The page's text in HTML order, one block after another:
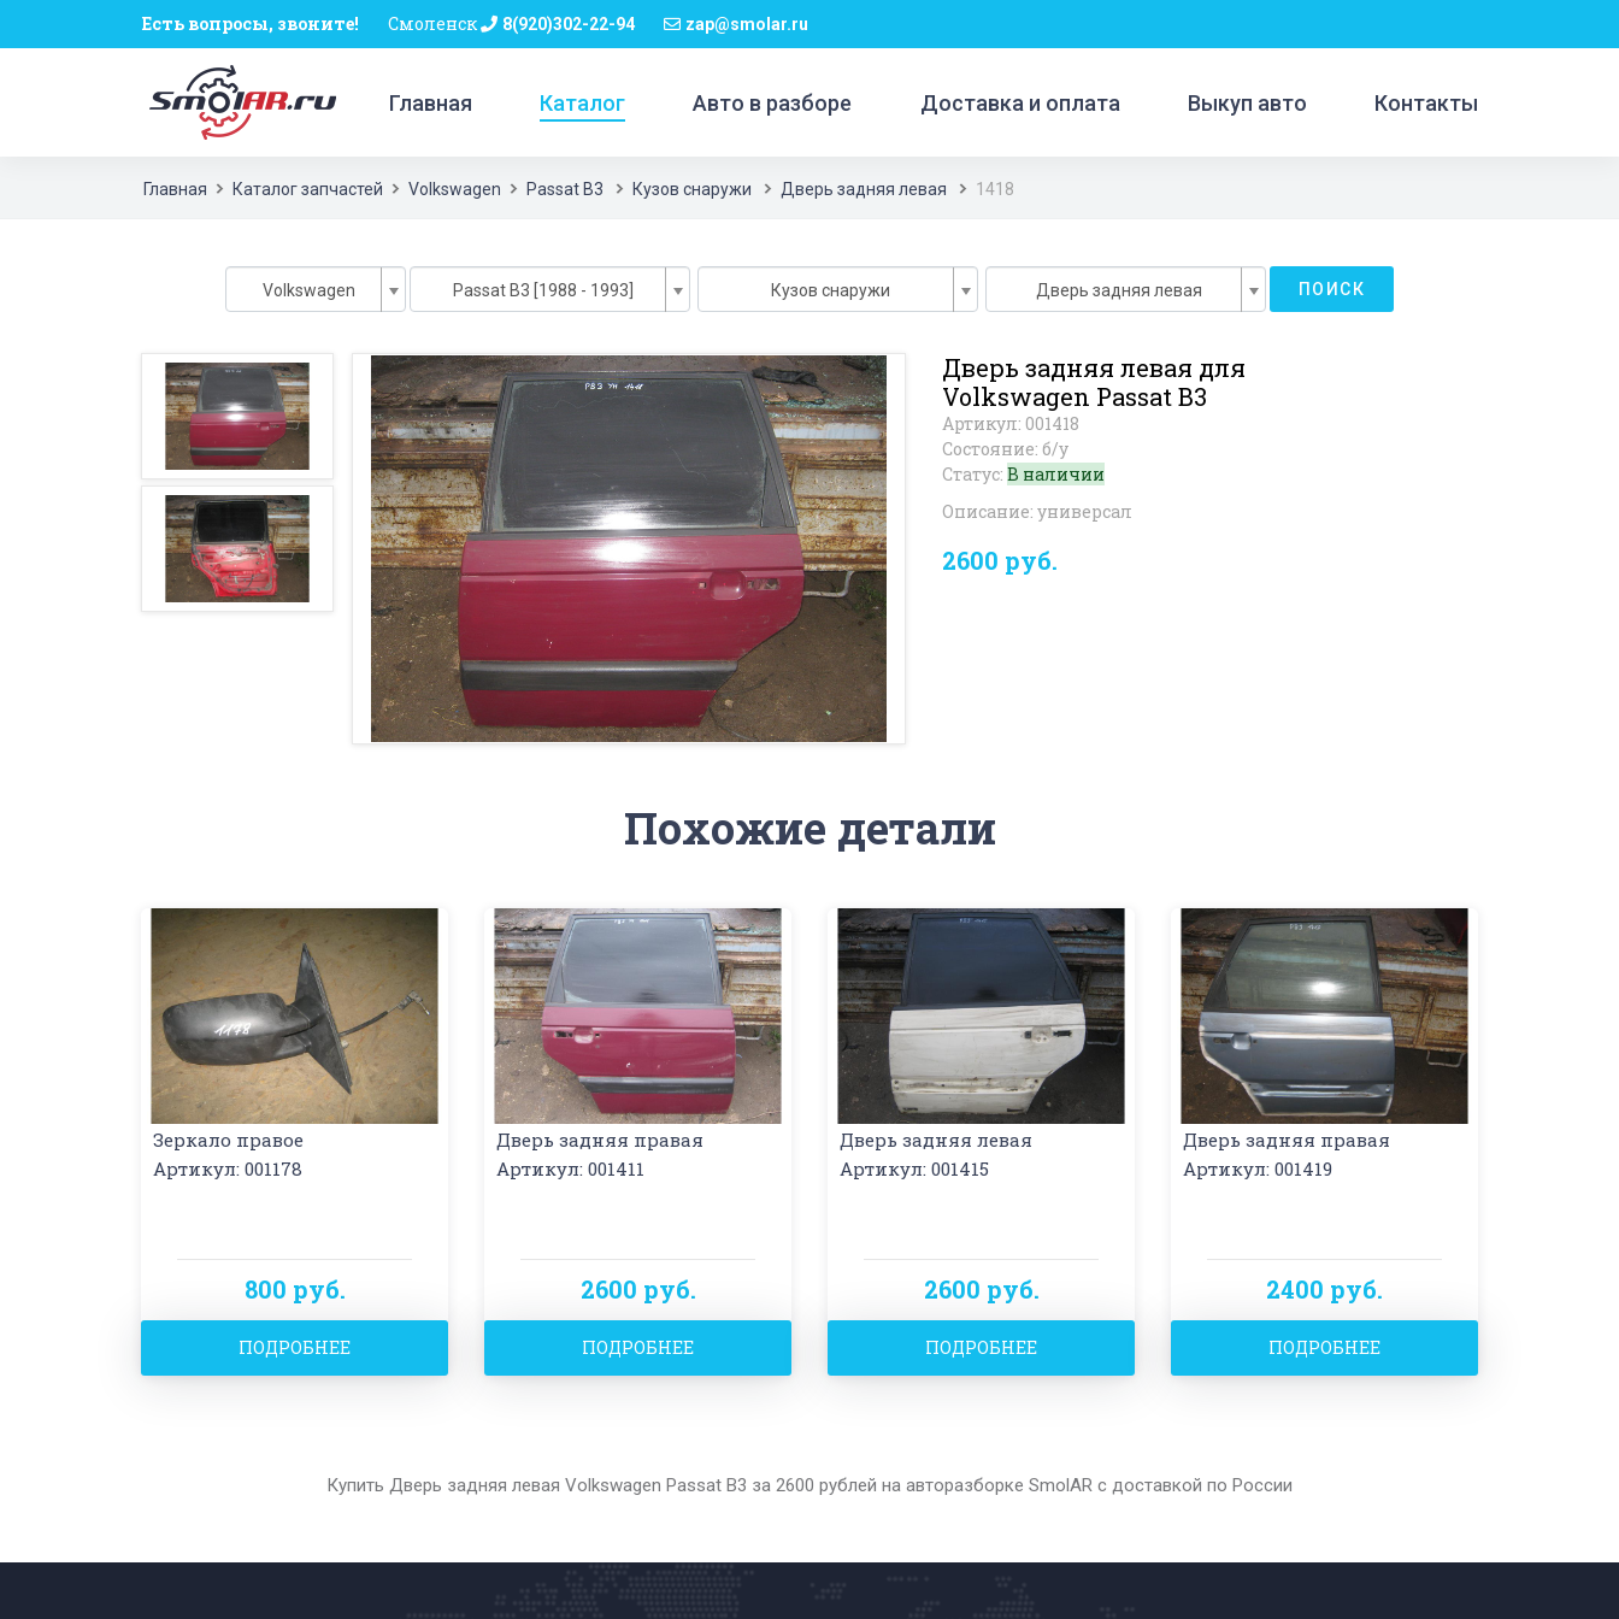
Есть вопросы, звоните! Смоленск 8(920)302-22-94 zap@smolar.ru
Главная Каталог Авто в разборе Доставка и оплата Выкуп авто Контакты
Главная Каталог запчастей Volkswagen Passat B3 Кузов снаружи Дверь задняя левая 1418
Volkswagen Passat B3 [1988 - 1993] Кузов снаружи Дверь задняя левая ПОИСК
Дверь задняя левая для
Volkswagen Passat B3
Артикул: 001418
Состояние: б/у
Статус: В наличии
Описание: универсал
2600 руб.
Похожие детали
Зеркало правое
Артикул: 001178
800 руб.
ПОДРОБНЕЕ
Дверь задняя правая
Артикул: 001411
2600 руб.
ПОДРОБНЕЕ
Дверь задняя левая
Артикул: 001415
2600 руб.
ПОДРОБНЕЕ
Дверь задняя правая
Артикул: 001419
2400 руб.
ПОДРОБНЕЕ
Купить Дверь задняя левая Volkswagen Passat B3 за 2600 рублей на авторазборке SmolAR с доставкой по России